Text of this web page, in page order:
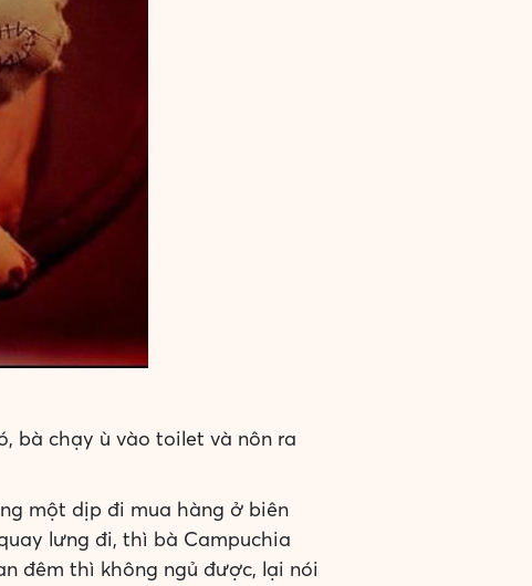
bà chạy ù vào toilet và nôn ra
một dịp đi mua hàng ở biên
lưng đi, thì bà Campuchia
đêm thì không ngủ được, lại nói